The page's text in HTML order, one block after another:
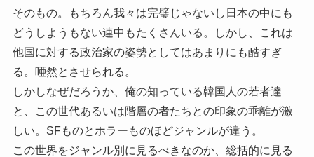
そのもの。もちろん我々は完璧じゃないし日本の中にも
どうしようもない連中もたくさんいる。しかし、これは
他国に対する政治家の姿勢としてはあまりにも酷すぎ
る。唖然とさせられる。
しかしなぜだろうか、俺の知っている韓国人の若者達
と、この世代あるいは階層の者たちとの印象の乖離が激
しい。SFものとホラーものほどジャンルが違う。
この世界をジャンル別に見るべきなのか、総括的に見る